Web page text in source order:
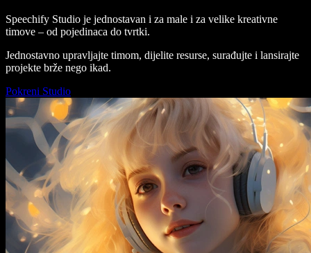
Speechify Studio je jednostavan i za male i za velike kreativne
timove – od pojedinaca do tvrtki.
Jednostavno upravljajte timom, dijelite resurse, surađujte i lansirajte
projekte brže nego ikad.
Pokreni Studio